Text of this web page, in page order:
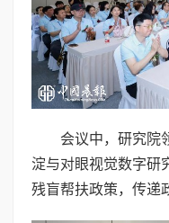
会议中，研究院
淀与对眼视觉数字研
残盲帮扶政策，传递